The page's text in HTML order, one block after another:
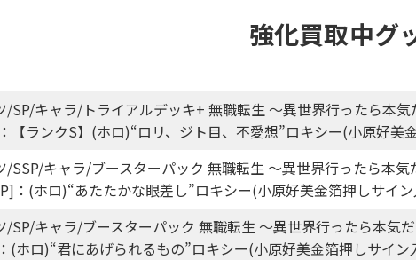
強化買取中グ
/SP/キャラ/トライアルデッキ+ 無職転生 ～異世界行ったら本気
【ランクS】(ホロ)“ロリ、ジト目、不愛想”ロキシー(小原好美
/SSP/キャラ/ブースターパック 無職転生 ～異世界行ったら本気
：(ホロ)“あたたかな眼差し”ロキシー(小原好美金箔押しサイ
/SP/キャラ/ブースターパック 無職転生 ～異世界行ったら本気
(ホロ)“君にあげられるもの”ロキシー(小原好美金箔押しサイン